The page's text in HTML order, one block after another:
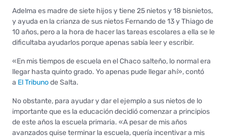
Adelma es madre de siete hijos y tiene 25 nietos y 18 bisnietos,
y ayuda en la crianza de sus nietos Fernando de 13 y Thiago de
10 años, pero a la hora de hacer las tareas escolares a ella se le
dificultaba ayudarlos porque apenas sabía leer y escribir.
«En mis tiempos de escuela en el Chaco salteño, lo normal era
llegar hasta quinto grado. Yo apenas pude llegar ahí», contó
a El Tribunode Salta.
No obstante, para ayudar y dar el ejemplo a sus nietos de lo
importante que es la educación decidió comenzar a principios
de este años la escuela primaria. «A pesar de mis años
avanzados quise terminar la escuela, quería incentivar a mis